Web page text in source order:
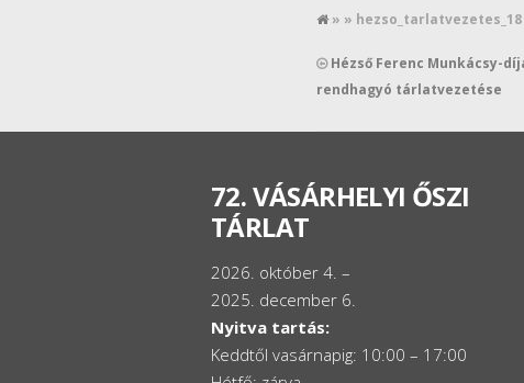
» » hezso_tarlatvezetes_18
Hézső Ferenc Munkácsy-
rendhagyó tárlatvezetése
72. VÁSÁRHELYI ŐSZI
TÁRLAT
2026. október 4. –
2025. december 6.
Nyitva tartás:
Keddtől vasárnapig: 10:00 – 17:00